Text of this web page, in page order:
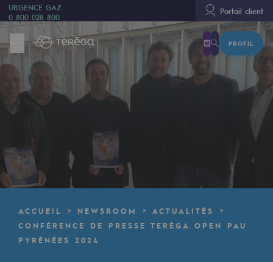
URGENCE GAZ
0 800 028 800
Portail client
PROFIL
Nous sommes
Nous sommes
80 ans d'histoire
Teréga
Accélérateur de la transition énergétique
Une organisation adaptative et ouverte
Une organisation adaptative et
ACCUEIL NEWSROOM
ACTUALITÉS
CONFÉRENCE DE PRESSE TERÉGA OPEN PAU
PYRÉNÉES 2024